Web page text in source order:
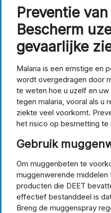
Preventie
Bescherm
gevaarlijke
Malaria is een ernstige en
wordt overgedragen door
te weten hoe u uzelf en
tegen malaria, vooral als u
ziekte veel voorkomt.
het risico op besmetting te
Gebruik
Om muggenbeten te
muggenwerende
producten die DEET
effectief bestanddeel is
Breng de muggenspray